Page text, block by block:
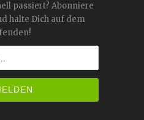
passiert? Abonniere
halte Dich auf dem